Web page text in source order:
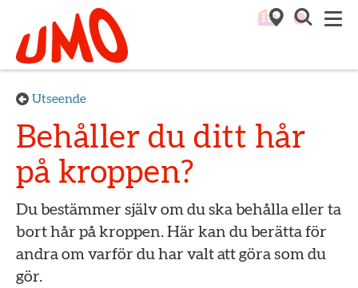
Till startsidan för Umo
Utseende
Behåller du ditt hår
på kroppen?
Du bestämmer själv om du ska behålla eller ta
bort hår på kroppen. Här kan du berätta för
andra om varför du har valt att göra som du
gör.